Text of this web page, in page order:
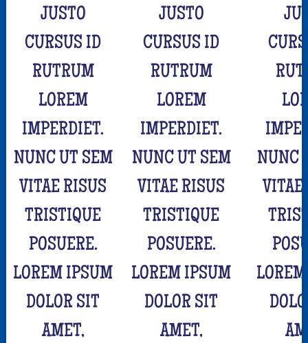
JUSTO
CURSUS ID
RUTRUM
LOREM
IMPERDIET.
NUNC UT SEM
VITAE RISUS
TRISTIQUE
POSUERE.
JUSTO
CURSUS ID
RUTRUM
LOREM
IMPERDIET.
NUNC UT SEM
VITAE RISUS
TRISTIQUE
POSUERE.
NUNC
VITAE
LOREM IPSUM
DOLOR SIT
AMET,
LOREM IPSUM
DOLOR SIT
AMET,